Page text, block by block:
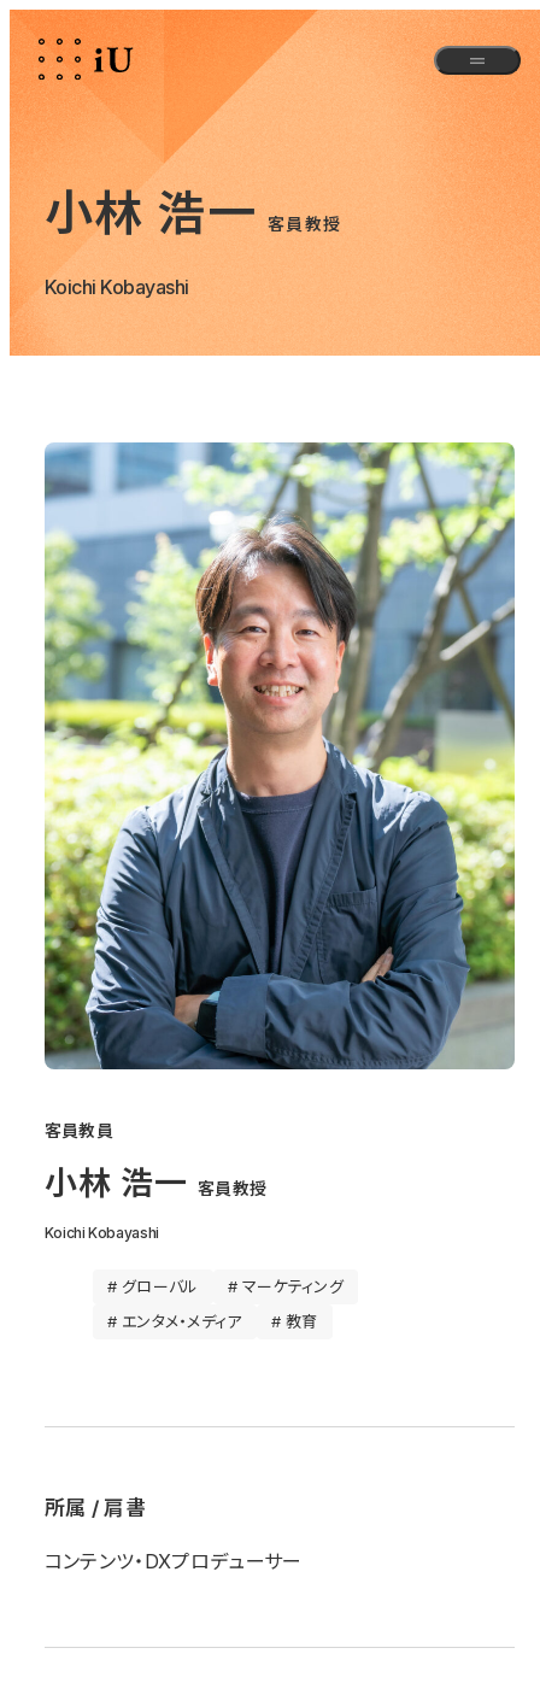
小林 浩一 客員教授
Koichi Kobayashi
客員教員
小林 浩一 客員教授
Koichi Kobayashi
# グローバル
# マーケティング
# エンタメ・メディア
# 教育
所属 / 肩書
コンテンツ・DXプロデューサー